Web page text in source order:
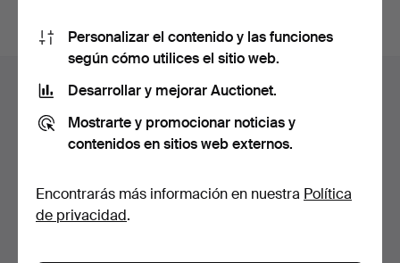
Navegación
en
página
Ayuda y contacto
Contacta con el servicio de atención al cliente
Todas las casas de subastas
Enviamos con
Redes sociales
Personalizar el contenido y las funciones
según cómo utilices el sitio web.
Desarrollar y mejorar Auctionet.
Mostrarte y promocionar noticias y
contenidos en sitios web externos.
Encontrarás más información en nuestra Política
de privacidad.